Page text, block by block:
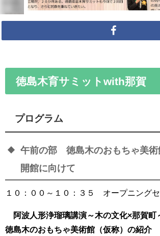
徳島木育サミットwith那賀
プログラム
午前の部 徳島木のおもちゃ美
開館に向けて
１０：００～１０：３５ オープニング
阿波人形浄瑠璃講演～木の文化×那賀
徳島木のおもちゃ美術館（仮称）の紹介